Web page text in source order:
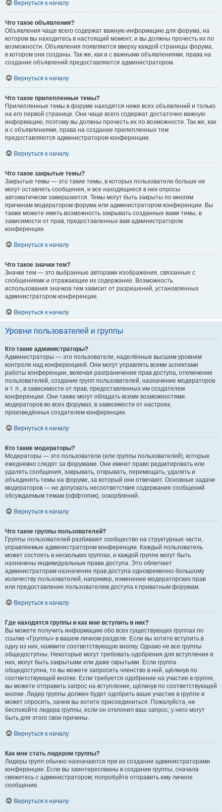
Вернуться к началу
Что такое объявления?
Объявления чаще всего содержат важную информацию для форума, на
котором вы находитесь в настоящий момент, и вы должны прочесть их по
возможности. Объявления появляются вверху каждой страницы форума,
в котором они созданы. Так же, как и с важными объявлениями, права на
создание объявлений предоставляются администратором.
Вернуться к началу
Что такое прилепленные темы?
Прилепленные темы в форуме находятся ниже всех объявлений и только
на его первой странице. Они чаще всего содержат достаточно важную
информацию, поэтому вы должны прочесть их по возможности. Так же, как
и с объявлениями, права на создание прилепленных тем
предоставляются администратором конференции.
Вернуться к началу
Что такое закрытые темы?
Закрытые темы — это такие темы, в которых пользователи больше не
могут оставлять сообщения, и все находящиеся в них опросы
автоматически завершаются. Темы могут быть закрыты по многим
причинам модератором форума или администратором конференции. Вы
также можете иметь возможность закрывать созданные вами темы, в
зависимости от прав, предоставленных вам администратором
конференции.
Вернуться к началу
Что такое значки тем?
Значки тем — это выбранные авторами изображения, связанные с
сообщениями и отражающие их содержание. Возможность
использования значков тем зависит от разрешений, установленных
администратором конференции.
Вернуться к началу
Уровни пользователей и группы
Кто такие администраторы?
Администраторы — это пользователи, наделённые высшим уровнем
контроля над конференцией. Они могут управлять всеми аспектами
работы конференции, включая разграничение прав доступа, отключение
пользователей, создание групп пользователей, назначение модераторов
и т. п., в зависимости от прав, предоставленных им создателем
конференции. Они также могут обладать всеми возможностями
модераторов во всех форумах, в зависимости от настроек,
произведённых создателем конференции.
Вернуться к началу
Кто такие модераторы?
Модераторы — это пользователи (или группы пользователей), которые
ежедневно следят за форумами. Они имеют право редактировать или
удалять сообщения, закрывать, открывать, перемещать, удалять и
объединять темы на форуме, за который они отвечают. Основные задачи
модераторов — не допускать несоответствия содержания сообщений
обсуждаемым темам (оффтопик), оскорблений.
Вернуться к началу
Что такое группы пользователей?
Группы пользователей разбивают сообщество на структурные части,
управляемые администратором конференции. Каждый пользователь
может состоять в нескольких группах, и каждой группе могут быть
назначены индивидуальные права доступа. Это облегчает
администраторам назначение прав доступа одновременно большому
количеству пользователей, например, изменение модераторских прав
или предоставление пользователям доступа к приватным форумам.
Вернуться к началу
Где находятся группы и как мне вступить в них?
Вы можете получить информацию обо всех существующих группах по
ссылке «Группы» в вашем личном разделе. Если вы хотите вступить в
одну из них, нажмите соответствующую кнопку. Однако не все группы
общедоступны. Некоторые могут требовать одобрения для вступления в
них, могут быть закрытыми или даже скрытыми. Если группа
общедоступна, то вы можете запросить членство в ней, щёлкнув по
соответствующей кнопке. Если требуется одобрение на участие в группе,
вы можете отправить запрос на вступление, щёлкнув по соответствующей
кнопке. Лидер группы должен будет одобрить ваше участие в группе и
может спросить, зачем вы хотите присоединиться. Пожалуйста, не
беспокойте лидера группы, если он отклонил ваш запрос; у него могут
быть для этого свои причины.
Вернуться к началу
Как мне стать лидером группы?
Лидеры групп обычно назначаются при их создании администраторами
конференции. Если вы заинтересованы в создании группы, сначала
свяжитесь с администратором; попробуйте отправить ему личное
сообщение.
Вернуться к началу